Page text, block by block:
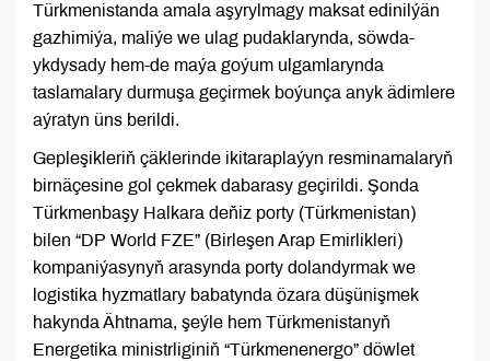
Türkmenistanda amala aşyrylmagy maksat edinilýän
gazhimiýa, maliýe we ulag pudaklarynda, söwda-
ykdysady hem-de maýa goýum ulgamlarynda
taslamalary durmuşa geçirmek boýunça anyk ädimlere
aýratyn üns berildi.
Gepleşikleriň çäklerinde ikitaraplaýyn resminamalaryň
birnäçesine gol çekmek dabarasy geçirildi. Şonda
Türkmenbaşy Halkara deňiz porty (Türkmenistan)
bilen “DP World FZE” (Birleşen Arap Emirlikleri)
kompaniýasynyň arasynda porty dolandyrmak we
logistika hyzmatlary babatynda özara düşünişmek
hakynda Ähtnama, şeýle hem Türkmenistanyň
Energetika ministrliginiň “Türkmenenergo” döwlet